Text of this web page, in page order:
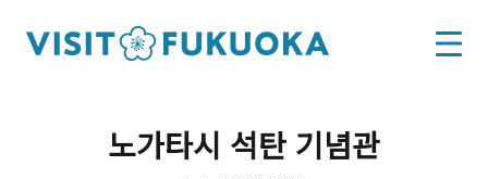
노가타시 석탄 기념관